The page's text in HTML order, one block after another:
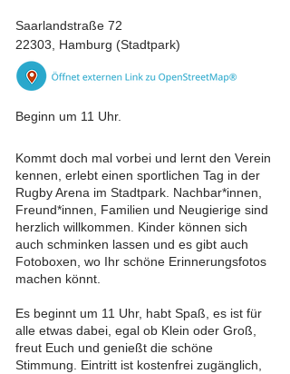
Saarlandstraße 72
22303, Hamburg (Stadtpark)
Beginn um 11 Uhr.
Kommt doch mal vorbei und lernt den Verein
kennen, erlebt einen sportlichen Tag in der
Rugby Arena im Stadtpark. Nachbar*innen,
Freund*innen, Familien und Neugierige sind
herzlich willkommen. Kinder können sich
auch schminken lassen und es gibt auch
Fotoboxen, wo Ihr schöne Erinnerungsfotos
machen könnt.
Es beginnt um 11 Uhr, habt Spaß, es ist für
alle etwas dabei, egal ob Klein oder Groß,
freut Euch und genießt die schöne
Stimmung. Eintritt ist kostenfrei zugänglich,